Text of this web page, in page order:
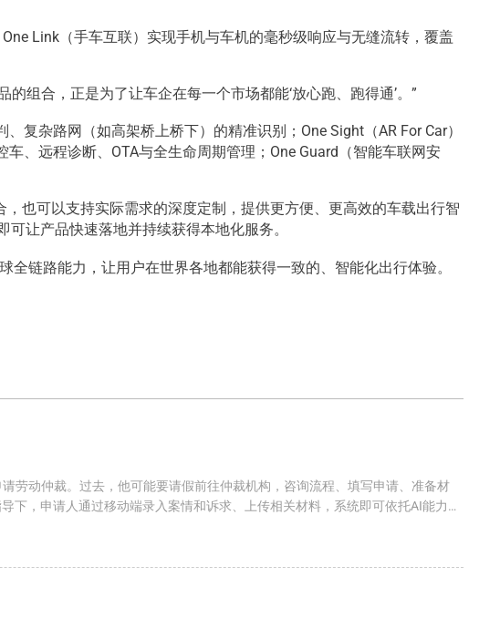
Link（手车互联）实现手机与车机的毫秒级响应与无缝流转，覆盖
组合，正是为了让车企在每一个市场都能‘放心跑、跑得通’。”
复杂路网（如高架桥上桥下）的精准识别；One Sight（AR For Car）
、远程诊断、OTA与全生命周期管理；One Guard（智能车联网安
也可以支持实际需求的深度定制，提供更方便、更高效的车载出行智
让产品快速落地并持续获得本地化服务。
链路能力，让用户在世界各地都能获得一致的、智能化出行体验。
劳动仲裁。过去，他可能要请假前往仲裁机构，咨询流程、填写申请、准备材
下，申请人通过移动端录入案情和诉求、上传相关材料，系统即可依托AI能力辅